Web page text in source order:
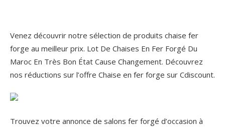
Venez découvrir notre sélection de produits chaise fer
forge au meilleur prix. Lot De Chaises En Fer Forgé Du
Maroc En Très Bon État Cause Changement. Découvrez
nos réductions sur l’offre Chaise en fer forge sur Cdiscount.
Trouvez votre annonce de salons fer forgé d’occasion à